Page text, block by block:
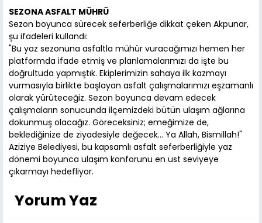
SEZONA ASFALT MÜHRÜ
Sezon boyunca sürecek seferberliğe dikkat çeken Akpunar,
şu ifadeleri kullandı:
"Bu yaz sezonuna asfaltla mühür vuracağımızı hemen her
platformda ifade etmiş ve planlamalarımızı da işte bu
doğrultuda yapmıştık. Ekiplerimizin sahaya ilk kazmayı
vurmasıyla birlikte başlayan asfalt çalışmalarımızı eşzamanlı
olarak yürüteceğiz. Sezon boyunca devam edecek
çalışmaların sonucunda ilçemizdeki bütün ulaşım ağlarına
dokunmuş olacağız. Göreceksiniz; emeğimize de,
beklediğinize de ziyadesiyle değecek… Ya Allah, Bismillah!"
Aziziye Belediyesi, bu kapsamlı asfalt seferberliğiyle yaz
dönemi boyunca ulaşım konforunu en üst seviyeye
çıkarmayı hedefliyor.
Yorum Yaz